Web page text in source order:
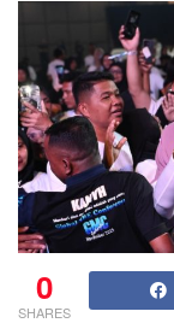
0
SHARES